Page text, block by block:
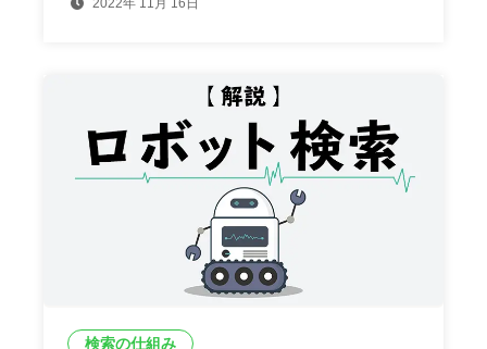
2022年 11月 16日
検索の仕組み